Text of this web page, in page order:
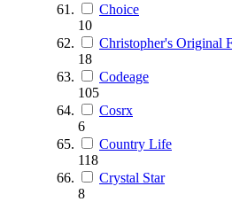
Choice
10
Christopher's Original
18
Codeage
105
Cosrx
6
Country Life
118
Crystal Star
8